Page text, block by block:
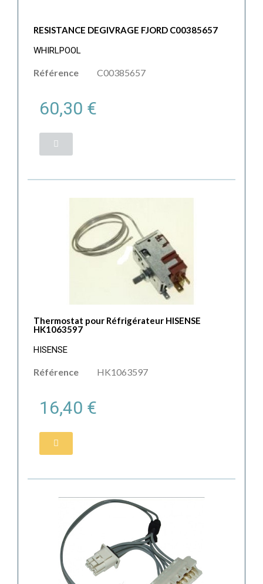
RESISTANCE DEGIVRAGE FJORD C00385657
WHIRLPOOL
Référence C00385657
60,30 €
Thermostat pour Réfrigérateur HISENSE
HK1063597
HISENSE
Référence HK1063597
16,40 €